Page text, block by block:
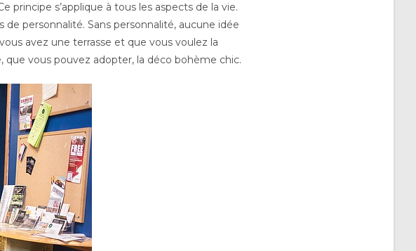
principe s’applique à tous les aspects de la vie.
personnalité. Sans personnalité, aucune idée
avez une terrasse et que vous voulez la
que vous pouvez adopter, la déco bohème chic.